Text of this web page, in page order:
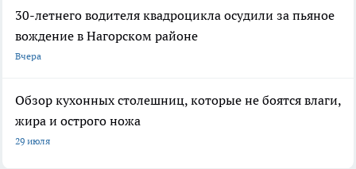
30-летнего водителя квадроцикла осудили за пьяное
вождение в Нагорском районе
Вчера
Обзор кухонных столешниц, которые не боятся влаги,
жира и острого ножа
29 июля